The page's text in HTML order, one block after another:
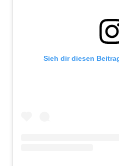
Sieh dir diesen